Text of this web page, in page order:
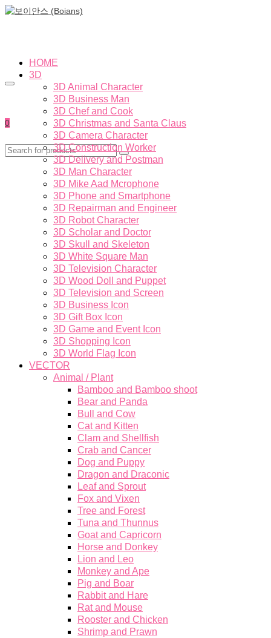
0
HOME
3D
3D Animal Character
3D Business Man
3D Chef and Cook
3D Christmas and Santa Claus
3D Camera Character
3D Construction Worker
3D Delivery and Postman
3D Man Character
3D Mike Aad Mcrophone
3D Phone and Smartphone
3D Repairman and Engineer
3D Robot Character
3D Scholar and Doctor
3D Skull and Skeleton
3D White Square Man
3D Television Character
3D Wood Doll and Puppet
3D Television and Screen
3D Business Icon
3D Gift Box Icon
3D Game and Event Icon
3D Shopping Icon
3D World Flag Icon
VECTOR
Animal / Plant
Bamboo and Bamboo shoot
Bear and Panda
Bull and Cow
Cat and Kitten
Clam and Shellfish
Crab and Cancer
Dog and Puppy
Dragon and Draconic
Leaf and Sprout
Fox and Vixen
Tree and Forest
Tuna and Thunnus
Goat and Capricorn
Horse and Donkey
Lion and Leo
Monkey and Ape
Pig and Boar
Rabbit and Hare
Rat and Mouse
Rooster and Chicken
Shrimp and Prawn